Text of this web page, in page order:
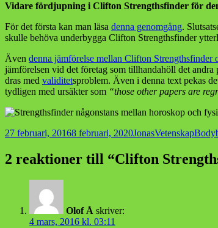
Vidare fördjupning i Clifton Strengthsfinder för
För det första kan man läsa denna genomgång.
skulle behöva underbygga Clifton Strengthsfinder
Även denna jämförelse mellan Clifton Strengthsfinder
jämförelsen vid det företag som tillhandahöll det andra
dras med validitetsproblem. Även i denna text pekas
tydligen med ursäkter som “those other papers are
Postat
27 februari, 20168 februari, 2020Författare
JonasKategorier
Vetenskap
2 reaktioner till “Clifton
Olof Å skriver:
4 mars, 2016 kl. 03:11